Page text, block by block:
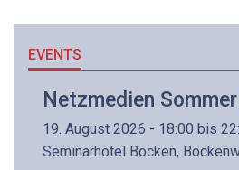
EVENTS
Netzmedien
19. August 2026 - 18:00 bis
Seminarhotel Bocken,